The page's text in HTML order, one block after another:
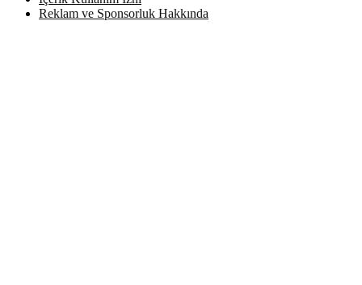
Reklam ve Sponsorluk Hakkında